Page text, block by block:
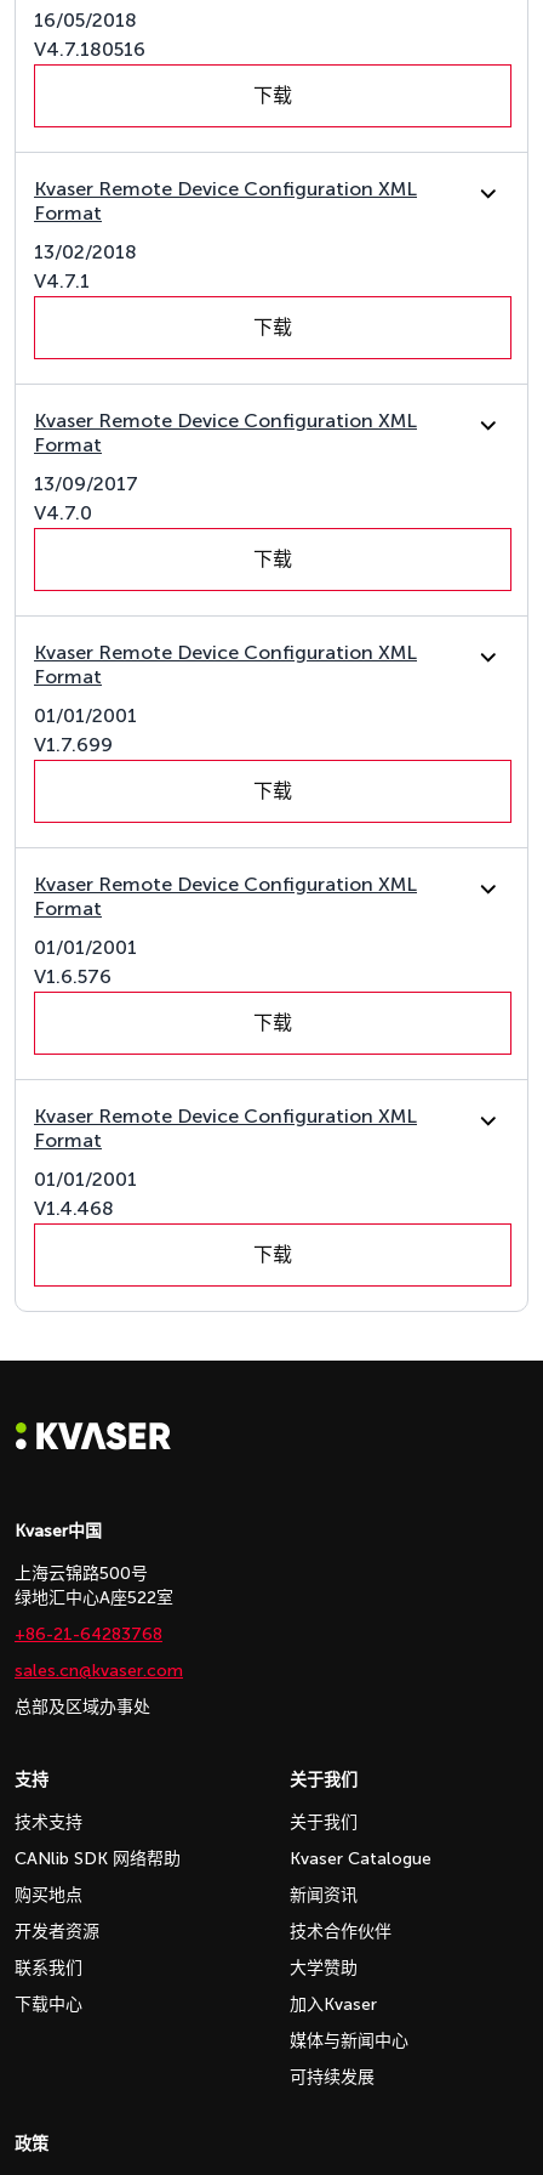
16/05/2018
V4.7.180516
下载
Kvaser Remote Device Configuration XML
Format
13/02/2018
V4.7.1
下载
Kvaser Remote Device Configuration XML
Format
13/09/2017
V4.7.0
下载
Kvaser Remote Device Configuration XML
Format
01/01/2001
V1.7.699
下载
Kvaser Remote Device Configuration XML
Format
01/01/2001
V1.6.576
下载
Kvaser Remote Device Configuration XML
Format
01/01/2001
V1.4.468
下载
Kvaser中国
上海云锦路500号
绿地汇中心A座522室
+86-21-64283768
sales.cn@kvaser.com
总部及区域办事处
支持
技术支持
CANlib SDK 网络帮助
购买地点
开发者资源
联系我们
下载中心
关于我们
关于我们
Kvaser Catalogue
新闻资讯
技术合作伙伴
大学赞助
加入Kvaser
媒体与新闻中心
可持续发展
政策